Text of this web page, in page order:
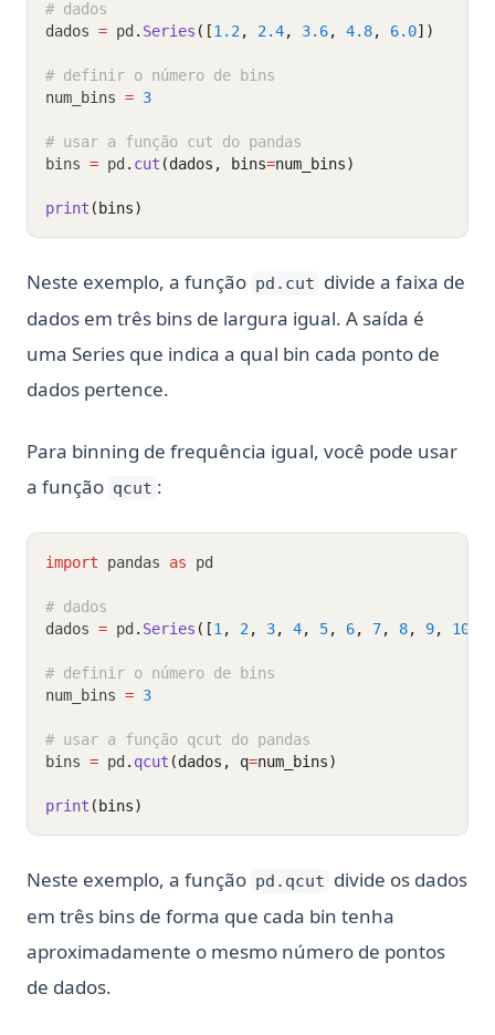
# dados
dados = pd . Series ([1.2 , 2.4, 3.6, 4.8, 6.0])
# definir o número de bins
num_bins = 3
# usar a função cut do pandas
bins = pd . cut (dados, bins=num_bins)
print (bins)
Neste exemplo, a função pd.cut divide a faixa de
dados em três bins de largura igual. A saída é
uma Series que indica a qual bin cada ponto de
dados pertence.
Para binning de frequência igual, você pode usar
a função qcut :
import pandas as pd
# dados
dados = pd . Series ([1 , 2 , 3, 4, 5, 6, 7, 8, 9, 10
# definir o número de bins
num_bins = 3
# usar a função qcut do pandas
bins = pd . qcut (dados, q=num_bins)
print (bins)
Neste exemplo, a função pd.qcut divide os dados
em três bins de forma que cada bin tenha
aproximadamente o mesmo número de pontos
de dados.